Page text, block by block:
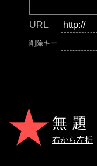
URL
削除キー
無題
右から左折